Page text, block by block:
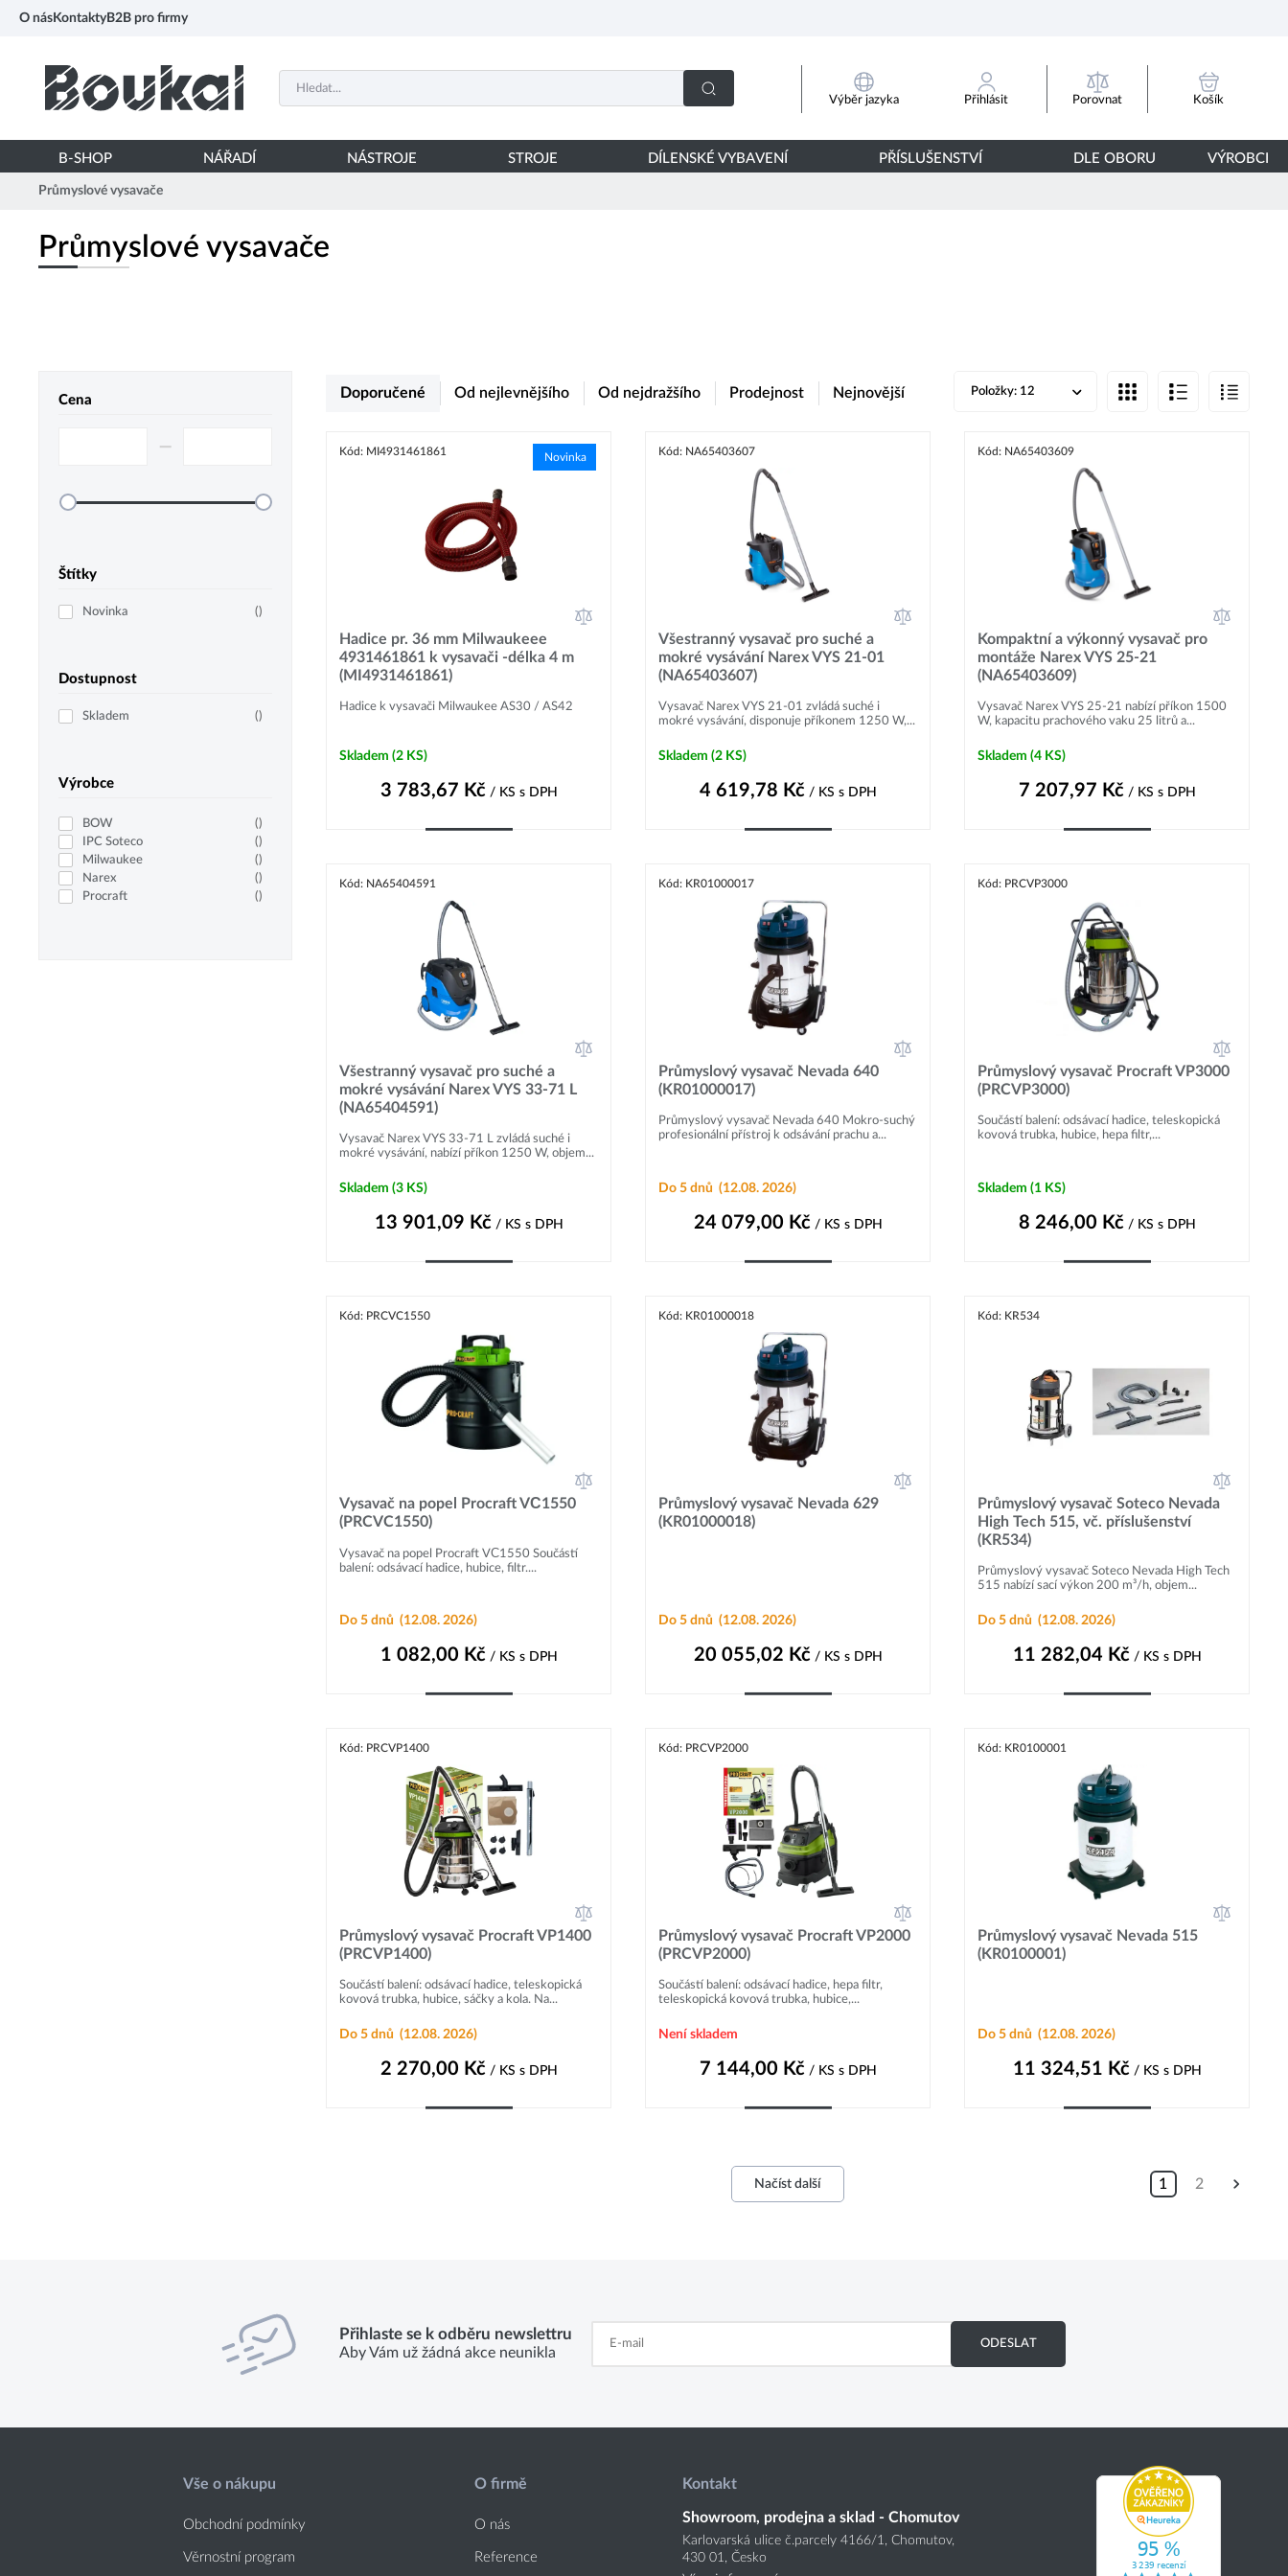
O nás Kontakty B2B pro firmy
Výběr jazyka Přihlásit Porovnat Košík
B-SHOP NÁŘADÍ NÁSTROJE STROJE DÍLENSKÉ VYBAVENÍ PŘÍSLUŠENSTVÍ DLE OBORU VÝROBCI
Průmyslové vysavače
Průmyslové vysavače
Cena
–⁠
Štítky
Novinka ()
Dostupnost
Skladem ()
Výrobce
BOW ()
IPC Soteco
()
Milwaukee
()
Narex
()
Procraft
()
Doporučené Od nejlevnějšího Od nejdražšího Prodejnost Nejnovější Položky: 12
Kód: MI4931461861 Novinka
Hadice pr. 36 mm Milwaukeee
4931461861 k vysavači -délka 4 m
(MI4931461861)
Hadice k vysavači Milwaukee AS30 / AS42
Skladem (2 KS)
3 783,67 Kč/ KS s DPH
Kód: NA65403607
Všestranný vysavač pro suché a
mokré vysávání Narex VYS 21-01
(NA65403607)
Vysavač Narex VYS 21-01 zvládá suché i
mokré vysávání, disponuje příkonem 1250 W,...
Skladem (2 KS)
4 619,78 Kč/ KS s DPH
Kód: NA65403609
Kompaktní a výkonný vysavač pro
montáže Narex VYS 25-21
(NA65403609)
Vysavač Narex VYS 25-21 nabízí příkon 1500
W, kapacitu prachového vaku 25 litrů a...
Skladem (4 KS)
7 207,97 Kč/ KS s DPH
Kód: NA65404591
Všestranný vysavač pro suché a
mokré vysávání Narex VYS 33-71 L
(NA65404591)
Vysavač Narex VYS 33-71 L zvládá suché i
mokré vysávání, nabízí příkon 1250 W, objem...
Skladem (3 KS)
13 901,09 Kč/ KS s DPH
Kód: KR01000017
Průmyslový vysavač Nevada 640
(KR01000017)
Průmyslový vysavač Nevada 640 Mokro-suchý
profesionální přístroj k odsávání prachu a...
Do 5 dnů (12.08. 2026)
24 079,00 Kč/ KS s DPH
Kód: PRCVP3000
Průmyslový vysavač Procraft VP3000
(PRCVP3000)
Součástí balení: odsávací hadice, teleskopická
kovová trubka, hubice, hepa filtr,...
Skladem (1 KS)
8 246,00 Kč/ KS s DPH
Kód: PRCVC1550
Vysavač na popel Procraft VС1550
(PRCVC1550)
Vysavač na popel Procraft VС1550 Součástí
balení: odsávací hadice, hubice, filtr....
Do 5 dnů (12.08. 2026)
1 082,00 Kč/ KS s DPH
Kód: KR01000018
Průmyslový vysavač Nevada 629
(KR01000018)
Do 5 dnů (12.08. 2026)
20 055,02 Kč/ KS s DPH
Kód: KR534
Průmyslový vysavač Soteco Nevada
High Tech 515, vč. příslušenství
(KR534)
Průmyslový vysavač Soteco Nevada High Tech
515 nabízí sací výkon 200 m³/h, objem...
Do 5 dnů (12.08. 2026)
11 282,04 Kč/ KS s DPH
Kód: PRCVP1400
Průmyslový vysavač Procraft VP1400
(PRCVP1400)
Součástí balení: odsávací hadice, teleskopická
kovová trubka, hubice, sáčky a kola. Na...
Do 5 dnů (12.08. 2026)
2 270,00 Kč/ KS s DPH
Kód: PRCVP2000
Průmyslový vysavač Procraft VP2000
(PRCVP2000)
Součástí balení: odsávací hadice, hepa filtr,
teleskopická kovová trubka, hubice,...
Není skladem
7 144,00 Kč/ KS s DPH
Kód: KR0100001
Průmyslový vysavač Nevada 515
(KR0100001)
Do 5 dnů (12.08. 2026)
11 324,51 Kč/ KS s DPH
Načíst další 1 2
Přihlaste se k odběru newslettru
Aby Vám už žádná akce neunikla
ODESLAT
Vše o nákupu
Obchodní podmínky
Věrnostní program
O firmě
O nás
Reference
Kontakt
Showroom, prodejna a sklad - Chomutov
Karlovarská ulice č.parcely 4166/1, Chomutov,
430 01, Česko